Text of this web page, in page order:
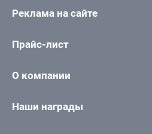
Реклама на сайте
Прайс-лист
О компании
Наши награды